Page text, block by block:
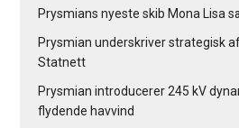
Prysmians nyeste skib Mona Lisa
Prysmian underskriver strategisk
Statnett
Prysmian introducerer 245 kV
flydende havvind